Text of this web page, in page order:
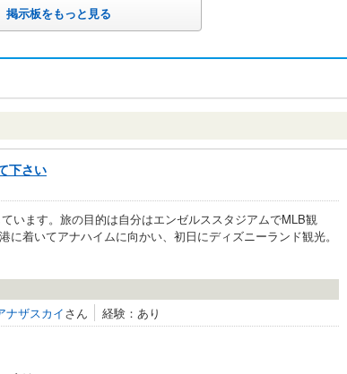
掲示板をもっと見る
下さい
います。旅の目的は自分はエンゼルススタジアムでMLB観
着いてアナハイムに向かい、初日にディズニーランド観光。
ナザスカイさん
経験：あり